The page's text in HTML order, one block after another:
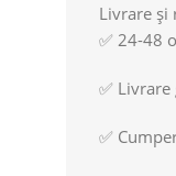
Livrare și
✅ 24-48
✅
✅